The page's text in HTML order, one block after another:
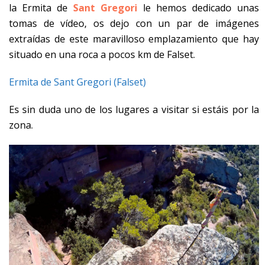
la Ermita de Sant Gregori le hemos dedicado unas
tomas de vídeo, os dejo con un par de imágenes
extraídas de este maravilloso emplazamiento que hay
situado en una roca a pocos km de Falset.
Ermita de Sant Gregori (Falset)
Es sin duda uno de los lugares a visitar si estáis por la
zona.